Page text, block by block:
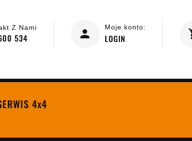
Moje konto:
LOGIN
Z Nami
534
4x4